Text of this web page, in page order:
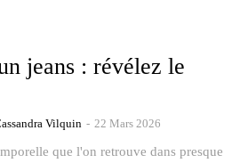
jeans : révélez le
Vilquin - 22 Mars 2026
que l'on retrouve dans presque